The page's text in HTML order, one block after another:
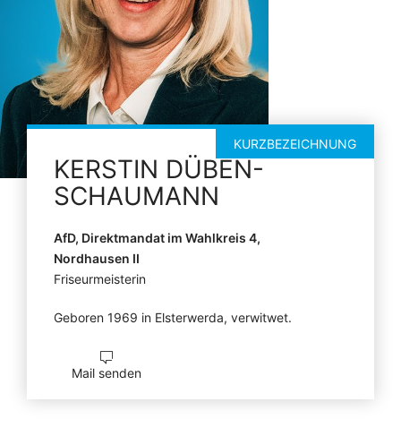
KURZBEZEICHNUNG
KERSTIN DÜBEN-
SCHAUMANN
AfD, Direktmandat im Wahlkreis 4,
Nordhausen II
Friseurmeisterin
Geboren 1969 in Elsterwerda, verwitwet.
Mail senden